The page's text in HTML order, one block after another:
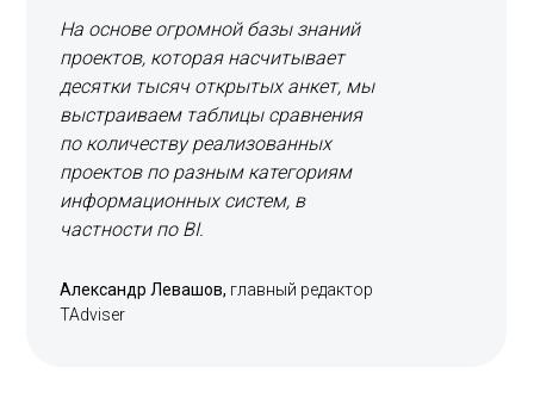
На основе огромной базы знаний
проектов, которая насчитывает
десятки тысяч открытых анкет, мы
выстраиваем таблицы сравнения
по количеству реализованных
проектов по разным категориям
информационных систем, в
частности по BI.
Александр Левашов, главный редактор
TAdviser